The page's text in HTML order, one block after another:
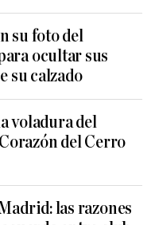
su foto del
ocultar sus
su calzado
voladura del
del Cerro
las razones